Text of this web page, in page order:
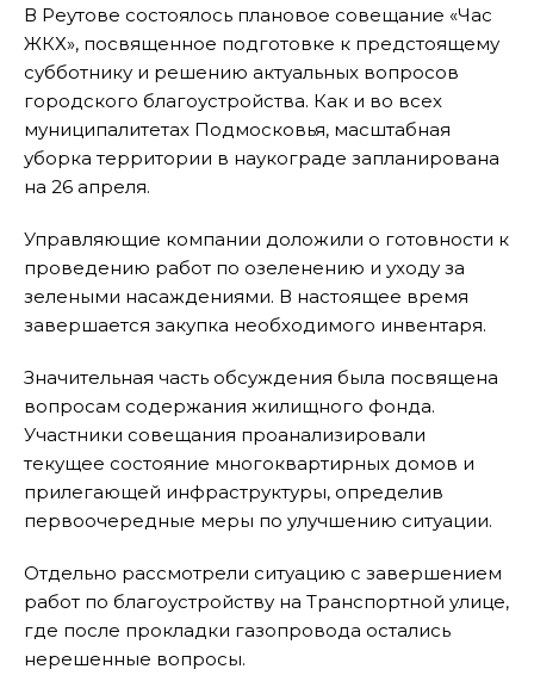
В Реутове состоялось плановое совещание «Час
ЖКХ», посвященное подготовке к предстоящему
субботнику и решению актуальных вопросов
городского благоустройства. Как и во всех
муниципалитетах Подмосковья, масштабная
уборка территории в наукограде запланирована
на 26 апреля.
Управляющие компании доложили о готовности к
проведению работ по озеленению и уходу за
зелеными насаждениями. В настоящее время
завершается закупка необходимого инвентаря.
Значительная часть обсуждения была посвящена
вопросам содержания жилищного фонда.
Участники совещания проанализировали
текущее состояние многоквартирных домов и
прилегающей инфраструктуры, определив
первоочередные меры по улучшению ситуации.
Отдельно рассмотрели ситуацию с завершением
работ по благоустройству на Транспортной улице,
где после прокладки газопровода остались
нерешенные вопросы.